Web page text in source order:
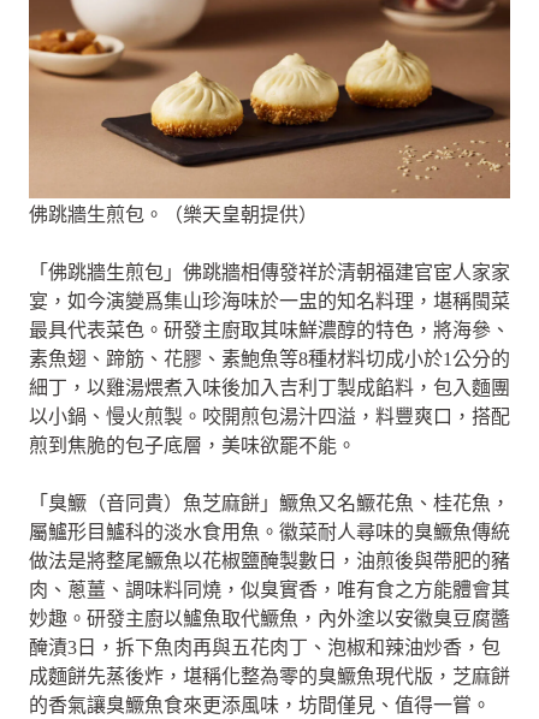
佛跳牆生煎包。（樂天皇朝提供）
「佛跳牆生煎包」佛跳牆相傳發祥於清朝福建官宦人家家
宴，如今演變爲集山珍海味於一盅的知名料理，堪稱閩菜
最具代表菜色。研發主廚取其味鮮濃醇的特色，將海參、
素魚翅、蹄筋、花膠、素鮑魚等8種材料切成小於1公分的
細丁，以雞湯煨煮入味後加入吉利丁製成餡料，包入麵團
以小鍋、慢火煎製。咬開煎包湯汁四溢，料豐爽口，搭配
煎到焦脆的包子底層，美味欲罷不能。
「臭鱖（音同貴）魚芝麻餅」鱖魚又名鱖花魚、桂花魚，
屬鱸形目鱸科的淡水食用魚。徽菜耐人尋味的臭鱖魚傳統
做法是將整尾鱖魚以花椒鹽醃製數日，油煎後與帶肥的豬
肉、蔥薑、調味料同燒，似臭實香，唯有食之方能體會其
妙趣。研發主廚以鱸魚取代鱖魚，內外塗以安徽臭豆腐醬
醃漬3日，拆下魚肉再與五花肉丁、泡椒和辣油炒香，包
成麵餅先蒸後炸，堪稱化整為零的臭鱖魚現代版，芝麻餅
的香氣讓臭鱖魚食來更添風味，坊間僅見、值得一嘗。